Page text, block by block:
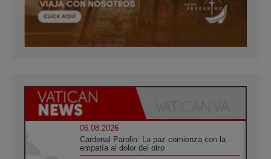
06.08.2026
Cardenal Parolin: La paz comienza con la
empatía al dolor del otro